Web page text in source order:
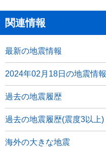
関連情報
最新の地震情報
2024年02月18日の地震情報
過去の地震履歴
過去の地震履歴(震度3以上)
海外の大きな地震